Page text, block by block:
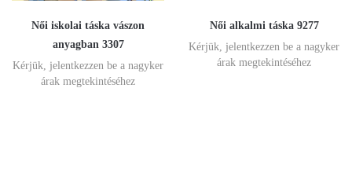
Női iskolai táska vászon
anyagban 3307
Kérjük, jelentkezzen be a nagyker
árak megtekintéséhez
Női alkalmi táska 9277
Kérjük, jelentkezzen be a nagyker
árak megtekintéséhez